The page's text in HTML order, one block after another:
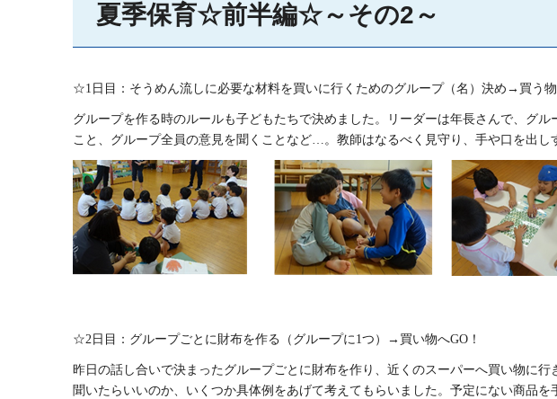
夏季保育☆前半編☆～その2～
☆1日目：そうめん流しに必要な材料を買いに行くためのグループ（名）決め→買う
グループを作る時のルールも子どもたちで決めました。リーダーは年長さんで、グ
こと、グループ全員の意見を聞くことなど…。教師はなるべく見守り、手や口を出し
☆2日目：グループごとに財布を作る（グループに1つ）→買い物へGO！
昨日の話し合いで決まったグループごとに財布を作り、近くのスーパーへ買い物に
聞いたらいいのか、いくつか具体例をあげて考えてもらいました。予定にない商品